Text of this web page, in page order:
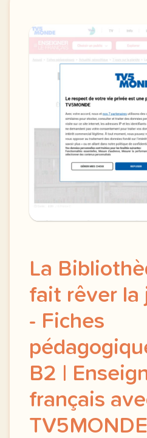
La
fait rêver la
- Fiches
B2 |
français
TV5MONDE